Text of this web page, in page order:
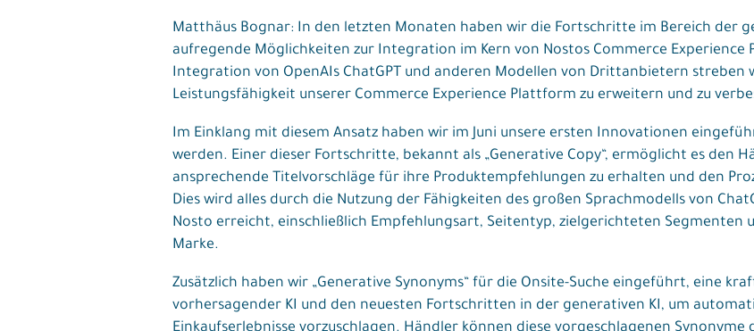
Matthäus Bognar: In den letzten Monaten haben wir die Fortschritte im Bereich der
aufregende Möglichkeiten zur Integration im Kern von Nostos Commerce
Integration von OpenAIs ChatGPT und anderen Modellen von Drittanbietern streben
Leistungsfähigkeit unserer Commerce Experience Plattform zu erweitern und zu
Im Einklang mit diesem Ansatz haben wir im Juni unsere ersten Innovationen
werden. Einer dieser Fortschritte, bekannt als „Generative Copy“, ermöglicht es den
ansprechende Titelvorschläge für ihre Produktempfehlungen zu erhalten und den
Dies wird alles durch die Nutzung der Fähigkeiten des großen Sprachmodells von
Nosto erreicht, einschließlich Empfehlungsart, Seitentyp, zielgerichteten Segmenten
Marke.
Zusätzlich haben wir „Generative Synonyms“ für die Onsite-Suche eingeführt, eine
vorhersagender KI und den neuesten Fortschritten in der generativen KI, um